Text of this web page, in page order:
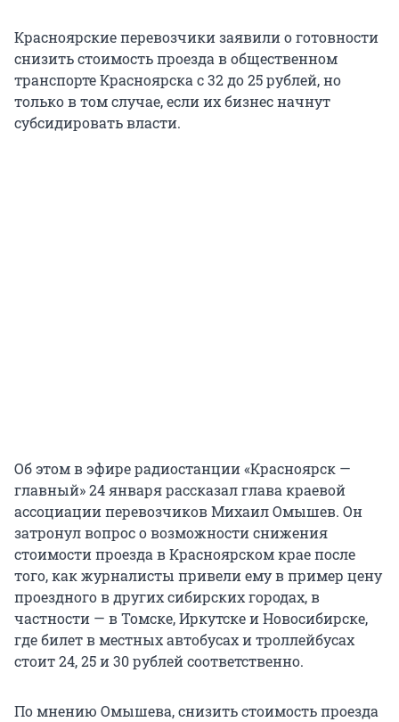
Красноярские перевозчики заявили о готовности
снизить стоимость проезда в общественном
транспорте Красноярска с 32 до 25 рублей, но
только в том случае, если их бизнес начнут
субсидировать власти.
Об этом в эфире радиостанции «Красноярск —
главный» 24 января рассказал глава краевой
ассоциации перевозчиков Михаил Омышев. Он
затронул вопрос о возможности снижения
стоимости проезда в Красноярском крае после
того, как журналисты привели ему в пример цену
проездного в других сибирских городах, в
частности — в Томске, Иркутске и Новосибирске,
где билет в местных автобусах и троллейбусах
стоит 24, 25 и 30 рублей соответственно.
По мнению Омышева, снизить стоимость проезда